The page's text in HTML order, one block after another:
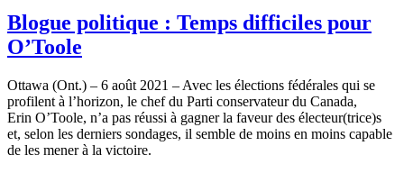
Blogue politique : Temps difficiles pour
O’Toole
Ottawa (Ont.) – 6 août 2021 – Avec les élections fédérales qui se
profilent à l’horizon, le chef du Parti conservateur du Canada,
Erin O’Toole, n’a pas réussi à gagner la faveur des électeur(trice)s
et, selon les derniers sondages, il semble de moins en moins capable
de les mener à la victoire.